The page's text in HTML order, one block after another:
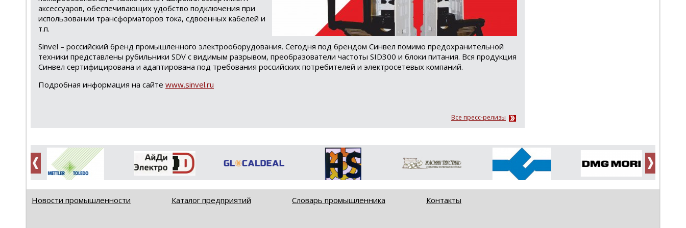
аксессуаров, обеспечивающих удобство подключения при
использовании трансформаторов тока, сдвоенных кабелей и
т.п.
Sinvel – российский бренд промышленного электрооборудования. Сегодня под брендом Синвел помимо предохранительной
техники представлены рубильники SDV с видимым разрывом, преобразователи частоты SID300 и блоки питания. Вся продукция
Синвел сертифицирована и адаптирована под требования российских потребителей и электросетевых компаний.
Подробная информация на сайте www.sinvel.ru
Все пресс-релизы
Новости промышленности Каталог предприятий Словарь промышленника Контакты